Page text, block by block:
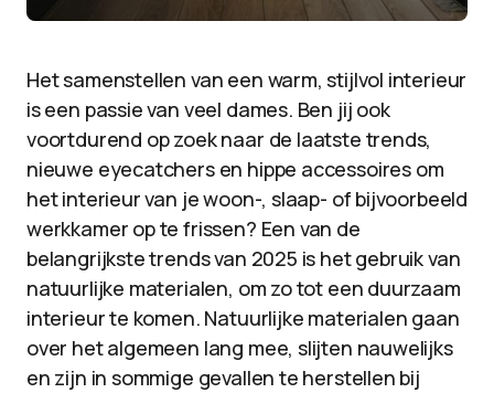
Het samenstellen van een warm, stijlvol interieur
is een passie van veel dames. Ben jij ook
voortdurend op zoek naar de laatste trends,
nieuwe eyecatchers en hippe accessoires om
het interieur van je woon-, slaap- of bijvoorbeeld
werkkamer op te frissen? Een van de
belangrijkste trends van 2025 is het gebruik van
natuurlijke materialen, om zo tot een duurzaam
interieur te komen. Natuurlijke materialen gaan
over het algemeen lang mee, slijten nauwelijks
en zijn in sommige gevallen te herstellen bij